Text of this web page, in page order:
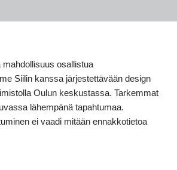
mahdollisuus osallistua
Siilin kanssa järjestettävään design
Oulun keskustassa. Tarkemmat
lähempänä tapahtumaa.
ei vaadi mitään ennakkotietoa